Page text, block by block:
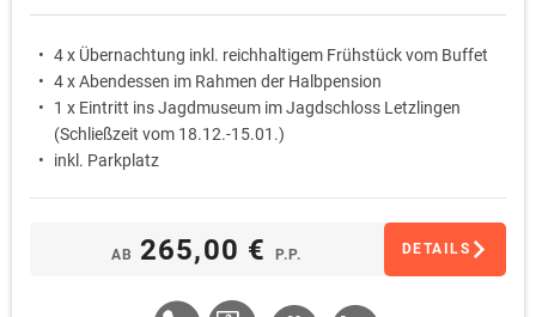
4 x Übernachtung inkl. reichhaltigem Frühstück vom Buffet
4 x Abendessen im Rahmen der Halbpension
1 x Eintritt ins Jagdmuseum im Jagdschloss Letzlingen
(Schließzeit vom 18.12.-15.01.)
inkl. Parkplatz
AB 265,00 € P.P. DETAILS